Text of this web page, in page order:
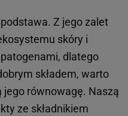
Z jego zalet
skóry i
dlatego
składem, warto
równowagę. Naszą
ze składnikiem